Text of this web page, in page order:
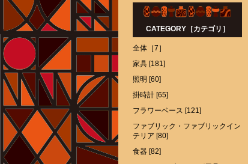
CATEGORY［カテゴリ］
全体［7］
家具 [181]
照明 [60]
掛時計 [65]
フラワーベース [121]
ファブリック・ファブリックイン
テリア [80]
食器 [82]